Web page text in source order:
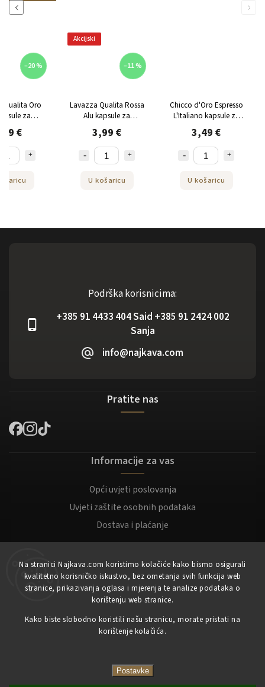
Na stranici Najkava.com koristimo kolačiće kako bismo osigurali
kvalitetno korisničko iskustvo, bez ometanja svih funkcija web
stranice, prikazivanja oglasa i mjerenja te analize podataka o
korištenju web stranice.
Kako biste slobodno koristili našu stranicu, morate pristati na
korištenje kolačića.
Postavke
Previous
–20 %
Qualita Oro
za
10 kom
€
Akcijski
–11 %
Lavazza Qualita Rossa
Alu kapsule za
Nespresso 10 kom
3,99 €
U košaricu
Chicco d'Oro Espresso
L'Italiano kapsule za
Nespresso 10 kom
3,49 €
U košaricu
Next
Podrška korisnicima:
+385 91 4433 404 Said +385 91 2424 002
Sanja
info@najkava.com
Pratite nas
Informacije za vas
Opći uvjeti poslovanja
Uvjeti zaštite osobnih podataka
Dostava i plaćanje
Moj račun
Registracija
Prijaviti se
Copyright 2023NajKava.com